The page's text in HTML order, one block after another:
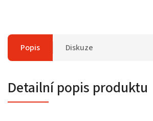
Popis Diskuze
Detailní popis produktu